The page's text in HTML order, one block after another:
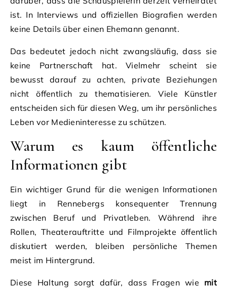
ist. In Interviews und offiziellen Biografien werden
keine Details über einen Ehemann genannt.
Das bedeutet jedoch nicht zwangsläufig, dass sie
keine Partnerschaft hat. Vielmehr scheint sie
bewusst darauf zu achten, private Beziehungen
nicht öffentlich zu thematisieren. Viele Künstler
entscheiden sich für diesen Weg, um ihr persönliches
Leben vor Medieninteresse zu schützen.
Warum es kaum öffentliche
Informationen gibt
Ein wichtiger Grund für die wenigen Informationen
liegt in Rennebergs konsequenter Trennung
zwischen Beruf und Privatleben. Während ihre
Rollen, Theaterauftritte und Filmprojekte öffentlich
diskutiert werden, bleiben persönliche Themen
meist im Hintergrund.
Diese Haltung sorgt dafür, dass Fragen wie mit